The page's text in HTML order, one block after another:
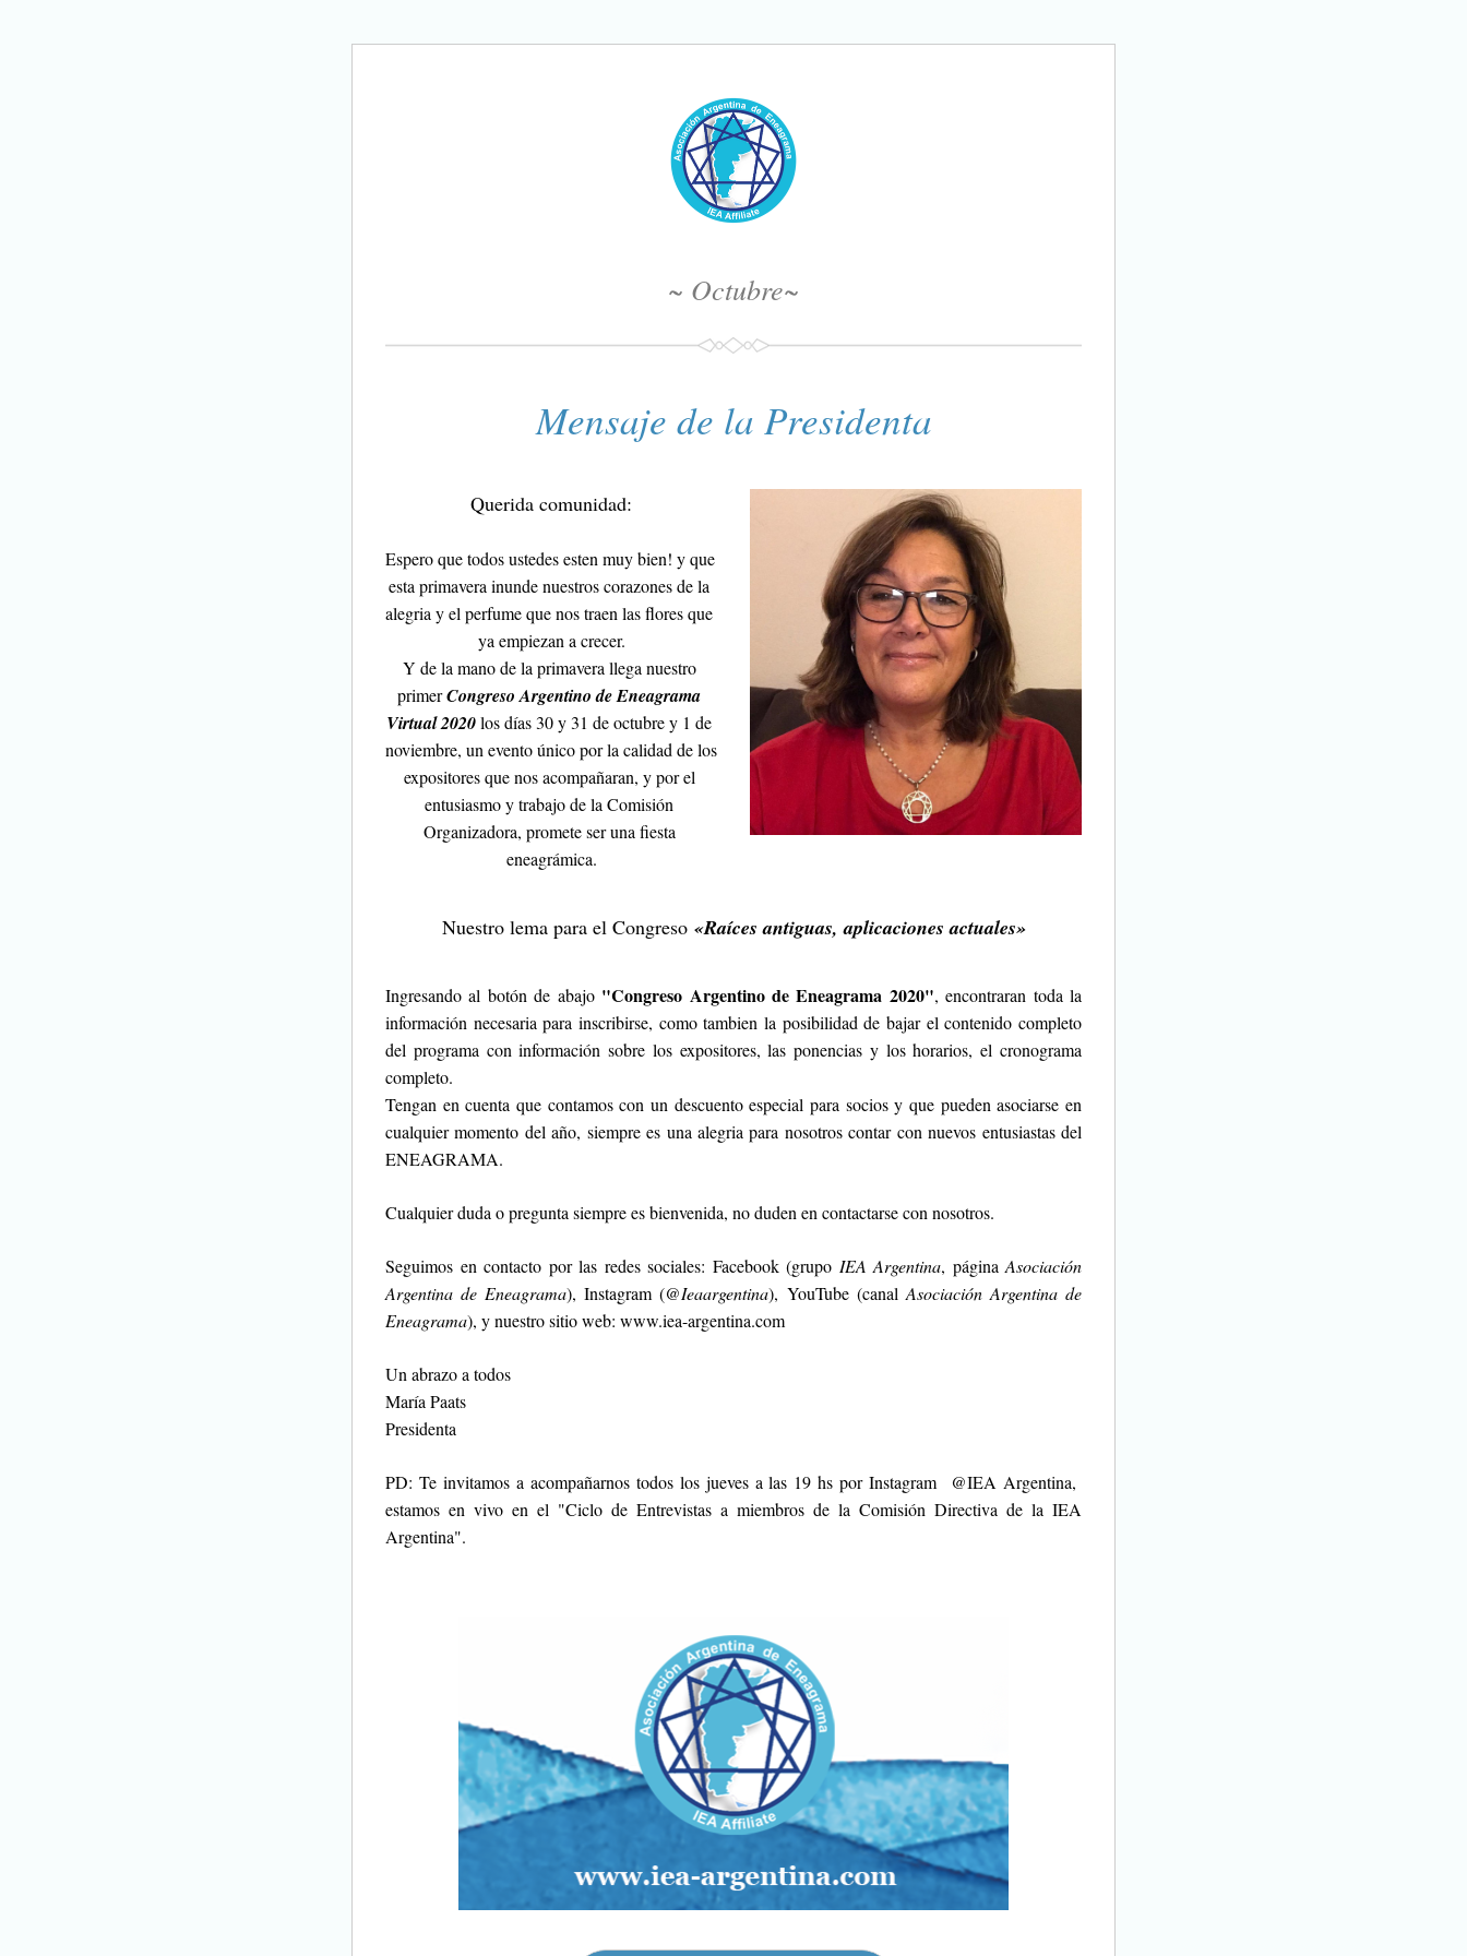
~ Octubre~
Mensaje de la Presidenta
Querida comunidad:
Espero que todos ustedes esten muy bien! y que
esta primavera inunde nuestros corazones de la
alegria y el perfume que nos traen las flores que
ya empiezan a crecer.
Y de la mano de la primavera llega nuestro
primer Congreso Argentino de Eneagrama
Virtual 2020los días 30 y 31 de octubre y 1 de
noviembre, un evento único por la calidad de los
expositores que nos acompañaran, y por el
entusiasmo y trabajo de la Comisión
Organizadora, promete ser una fiesta
eneagrámica.
Nuestro lema para el Congreso «Raíces antiguas, aplicaciones actuales»
Ingresando al botón de abajo "Congreso Argentino de Eneagrama 2020", encontraran toda la
información necesaria para inscribirse, como tambien la posibilidad de bajar el contenido completo
del programa con información sobre los expositores, las ponencias y los horarios, el cronograma
completo.
Tengan en cuenta que contamos con un descuento especial para socios y que pueden asociarse en
cualquier momento del año, siempre es una alegria para nosotros contar con nuevos entusiastas del
ENEAGRAMA.
Cualquier duda o pregunta siempre es bienvenida, no duden en contactarse con nosotros.
Seguimos en contacto por las redes sociales: Facebook (grupo IEA Argentina, página Asociación
Argentina de Eneagrama), Instagram (@Ieaargentina), YouTube (canal Asociación Argentina de
Eneagrama), y nuestro sitio web: www.iea-argentina.com
Un abrazo a todos
María Paats
Presidenta
PD: Te invitamos a acompañarnos todos los jueves a las 19 hs por Instagram  @IEA Argentina,
estamos en vivo en el "Ciclo de Entrevistas a miembros de la Comisión Directiva de la IEA
Argentina".